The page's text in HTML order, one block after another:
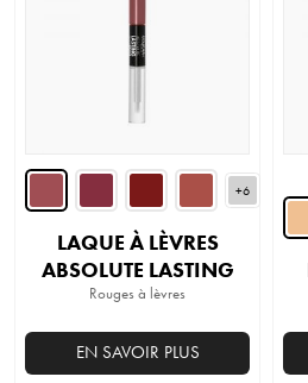
+6
LAQUE À LÈVRES
ABSOLUTE LASTING
Rouges à lèvres
EN SAVOIR PLUS